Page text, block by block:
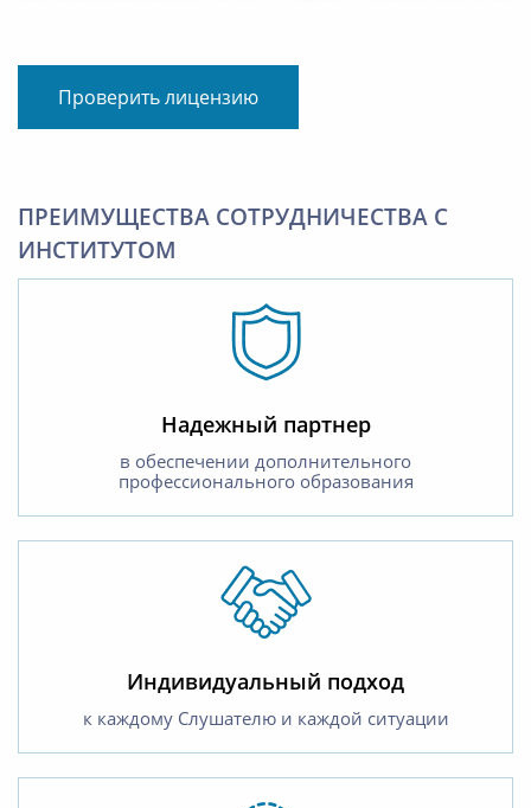
Проверить лицензию
ПРЕИМУЩЕСТВА СОТРУДНИЧЕСТВА С
ИНСТИТУТОМ
Надежный партнер
в обеспечении дополнительного
профессионального образования
Индивидуальный подход
к каждому Слушателю и каждой ситуации